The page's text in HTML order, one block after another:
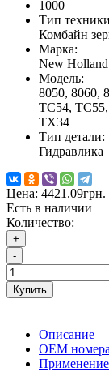
1000
Тип
Комбайн
Марка:
New Holland
Модель:
8050, 8060,
TC54,
TX34
Тип детали:
Гидравлика
Цена: 4421.09грн.
Есть в наличии
Количество:
+
-
Купить
Описание
ОЕМ номера
Применение